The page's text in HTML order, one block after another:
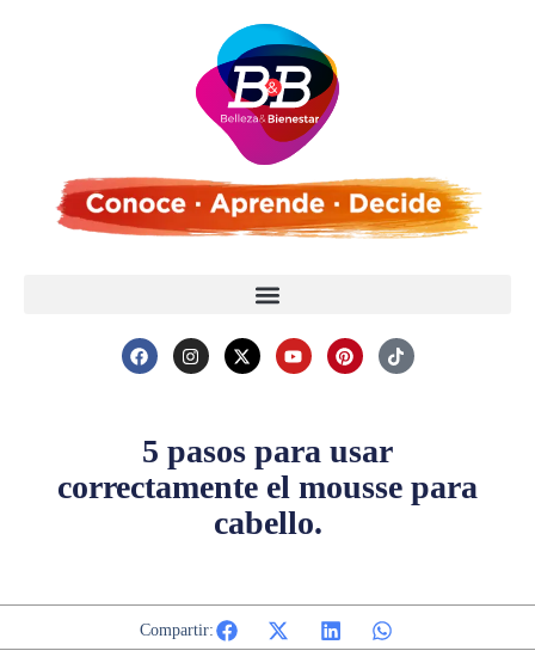
5 pasos para usar
correctamente el mousse para
cabello.
Compartir: